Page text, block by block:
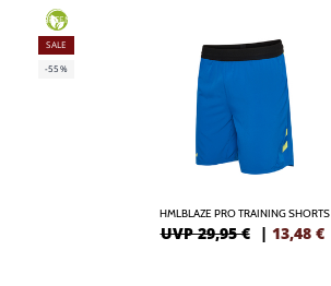
GREEN
SALE
-55%
HMLBLAZE PRO TRAINING SHORTS
UVP 29,95 € | 13,48 €